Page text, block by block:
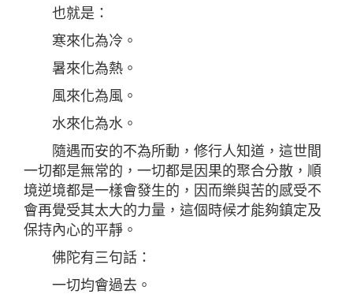
也就是：
寒來化為冷。
暑來化為熱。
風來化為風。
水來化為水。
隨遇而安的不為所動，修行人知道，這世間
一切都是無常的，一切都是因果的聚合分散，順
境逆境都是一樣會發生的，因而樂與苦的感受不
會再覺受其太大的力量，這個時候才能夠鎮定及
保持內心的平靜。
佛陀有三句話：
一切均會過去。